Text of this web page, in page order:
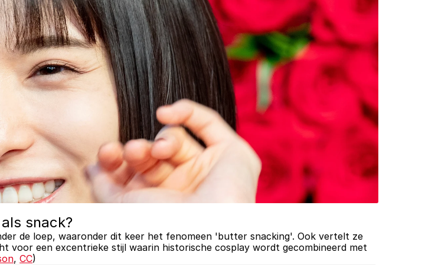
snack?
de loep, waaronder dit keer het fenomeen 'butter snacking'. Ook vertelt ze
voor een excentrieke stijl waarin historische cosplay wordt gecombineerd met
, CC)